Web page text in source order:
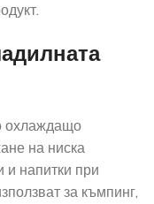
охлаждащо
на ниска
и напитки при
за къмпинг,